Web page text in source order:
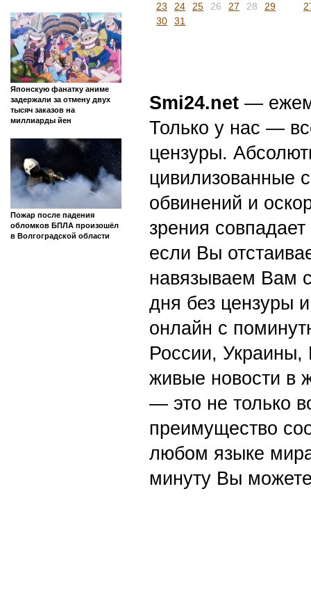
Японскую фанатку аниме
задержали за отмену двух
тысяч заказов на
миллиарды йен
Пожар после падения
обломков БПЛА произошёл
в Волгоградской области
23
24 25 26 27 28
29
30
31
Smi24.net —
Только у нас —
цензуры.
цивилизованные
обвинений и
зрения
если Вы
навязываем Вам
дня без цензуры
онлайн с
России,
живые новости в
— это не только
преимущество
любом языке
минуту Вы